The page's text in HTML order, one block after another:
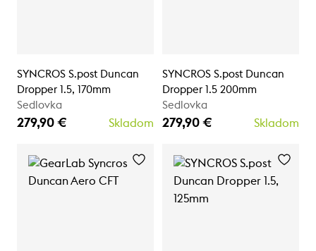
SYNCROS S.post Duncan
Dropper 1.5, 170mm
Sedlovka
279,90 € Skladom
SYNCROS S.post Duncan
Dropper 1.5 200mm
Sedlovka
279,90 € Skladom